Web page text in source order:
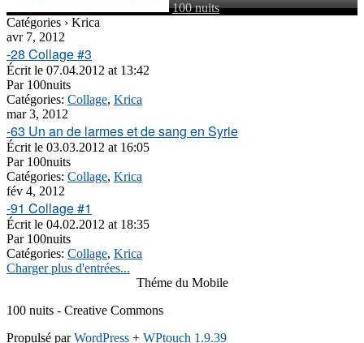
100 nuits
Catégories › Krica
avr 7, 2012
-28 Collage #3
Écrit le 07.04.2012 at 13:42
Par100nuits
Catégories: Collage, Krica
mar 3, 2012
-63 Un an de larmes et de sang en Syrie
Écrit le 03.03.2012 at 16:05
Par100nuits
Catégories: Collage, Krica
fév 4, 2012
-91 Collage #1
Écrit le 04.02.2012 at 18:35
Par100nuits
Catégories: Collage, Krica
Charger plus d'entrées...
Théme du Mobile
100 nuits - Creative Commons
Propulsé parWordPress + WPtouch 1.9.39